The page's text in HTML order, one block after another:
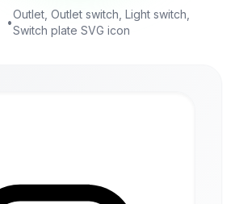
•
Outlet, Outlet switch, Light switch,
Switch plate SVG icon